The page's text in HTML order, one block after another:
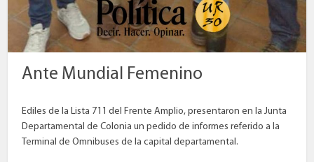
Ante Mundial Femenino
Ediles de la Lista 711 del Frente Amplio, presentaron en la Junta
Departamental de Colonia un pedido de informes referido a la
Terminal de Omnibuses de la capital departamental.